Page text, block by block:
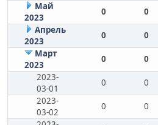
Май
2023
0 0
Апрель
2023
0 0
Март
2023
0 0
2023-
03-01
0 0
2023-
03-02
0 0